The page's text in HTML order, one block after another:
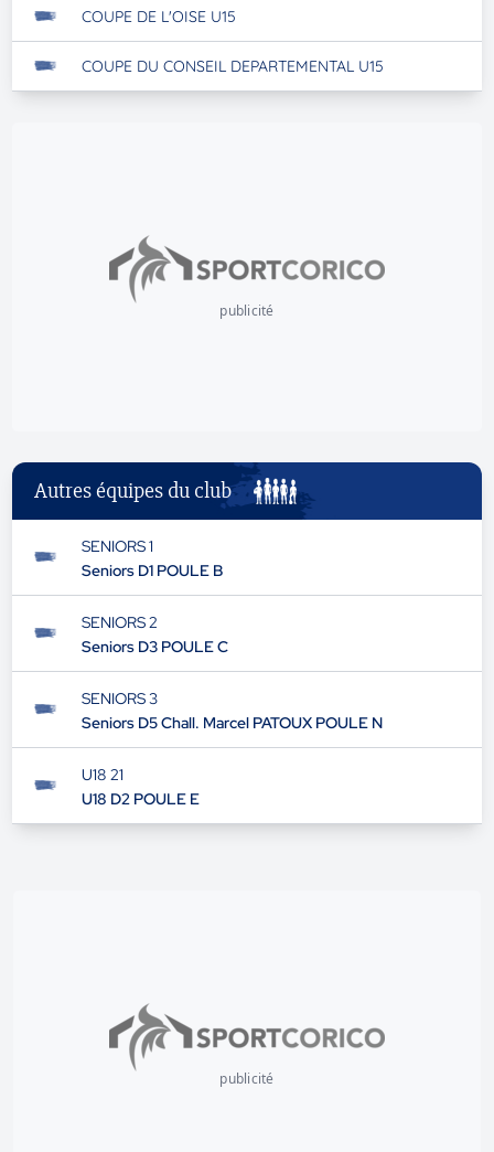
COUPE DE L'OISE U15
COUPE DU CONSEIL DEPARTEMENTAL U15
publicité
Autres équipes du club
SENIORS 1
Seniors D1 POULE B
SENIORS 2
Seniors D3 POULE C
SENIORS 3
Seniors D5 Chall. Marcel PATOUX POULE N
U18 21
U18 D2 POULE E
publicité